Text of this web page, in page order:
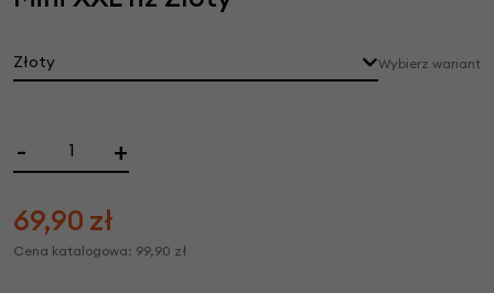
Złoty Wybierz wariant
- +
69,90 zł
Cena katalogowa: 99,90 zł